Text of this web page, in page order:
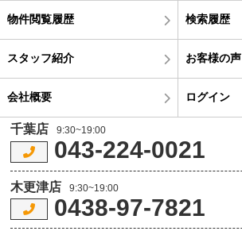
物件閲覧履歴 検索履歴
スタッフ紹介 お客様の声
会社概要 ログイン
千葉店 9:30~19:00
043-224-0021
木更津店 9:30~19:00
0438-97-7821